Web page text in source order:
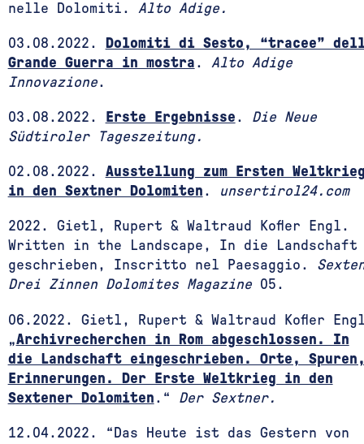
nelle Dolomiti.
Alto Adige.
03.08.2022.
Dolomiti di Sesto, “tracee”
Grande Guerra in mostra .
Alto Adige
Innovazione.
03.08.2022. Erste Ergebnisse .
Die Neue
Südtiroler Tageszeitung.
02.08.2022.
Ausstellung zum Ersten
in den Sextner Dolomiten . unsertirol24.com
2022. Gietl, Rupert & Waltraud Kofler Engl.
Written in the Landscape, In die Landschaft
geschrieben, Inscritto nel Paesaggio.
Drei Zinnen Dolomites Magazine
05.
06.2022. Gietl, Rupert & Waltraud Kofler
„Archivrecherchen in Rom abgeschlossen. In
die Landschaft eingeschrieben. Orte,
Erinnerungen. Der Erste Weltkrieg in den
Sextener Dolomiten .“ Der Sextner.
12.04.2022. “Das Heute ist das Gestern von